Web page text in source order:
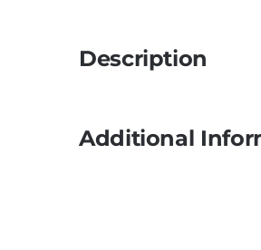
Description
Additional